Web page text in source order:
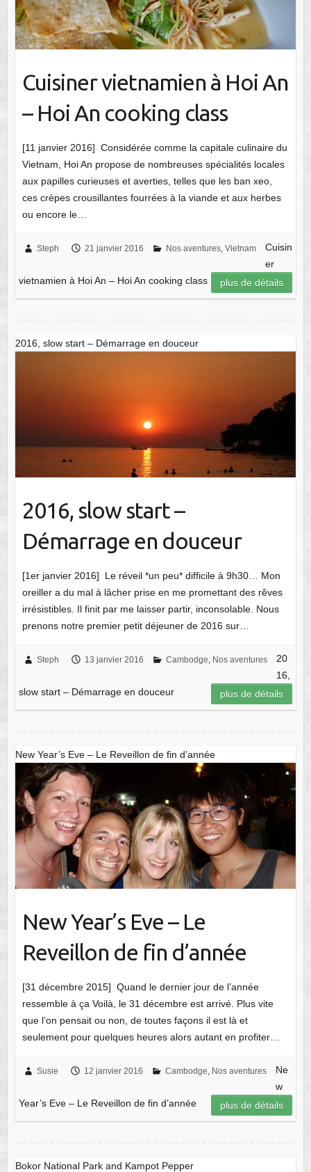
Cuisiner vietnamien à Hoi An
– Hoi An cooking class
[11 janvier 2016] Considérée comme la capitale culinaire du
Vietnam, Hoi An propose de nombreuses spécialités locales
aux papilles curieuses et averties, telles que les ban xeo,
ces crèpes crousillantes fourrées à la viande et aux herbes
ou encore le…
Steph 21 janvier 2016 Nos aventures, Vietnam
Cuisin
er
vietnamien à Hoi An – Hoi An cooking class
plus de détails
2016, slow start – Démarrage en douceur
2016, slow start –
Démarrage en douceur
[1er janvier 2016] Le réveil *un peu* difficile à 9h30… Mon
oreiller a du mal à lâcher prise en me promettant des rêves
irrésistibles. Il finit par me laisser partir, inconsolable. Nous
prenons notre premier petit déjeuner de 2016 sur…
Steph 13 janvier 2016 Cambodge, Nos aventures
20
16,
slow start – Démarrage en douceur
plus de détails
New Year’s Eve – Le Reveillon de fin d’année
New Year’s Eve – Le
Reveillon de fin d’année
[31 décembre 2015] Quand le dernier jour de l’année
ressemble à ça Voilà, le 31 décembre est arrivé. Plus vite
que l’on pensait ou non, de toutes façons il est là et
seulement pour quelques heures alors autant en profiter…
Susie 12 janvier 2016 Cambodge, Nos aventures
Ne
w
Year’s Eve – Le Reveillon de fin d’année
plus de détails
Bokor National Park and Kampot Pepper